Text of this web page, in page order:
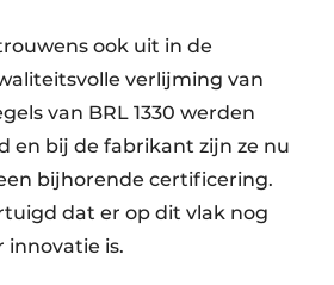
ook uit in de
verlijming van
van BRL 1330 werden
en bij de fabrikant zijn ze nu
bijhorende certificering.
dat er op dit vlak nog
innovatie is.